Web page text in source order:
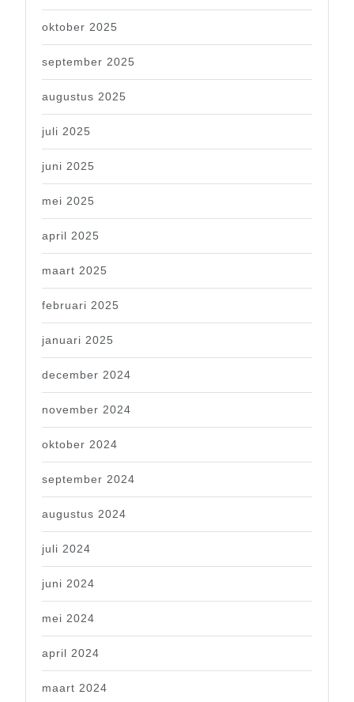
oktober 2025
september 2025
augustus 2025
juli 2025
juni 2025
mei 2025
april 2025
maart 2025
februari 2025
januari 2025
december 2024
november 2024
oktober 2024
september 2024
augustus 2024
juli 2024
juni 2024
mei 2024
april 2024
maart 2024